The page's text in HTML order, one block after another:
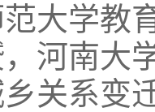
大学教
河南大
关系变